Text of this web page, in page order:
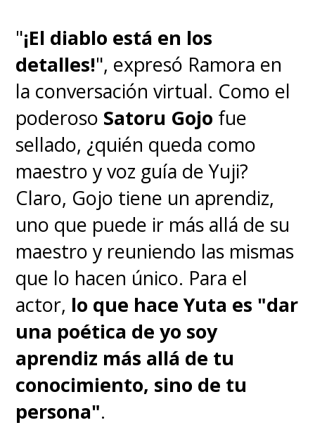
"¡El diablo está en los
detalles!", expresó Ramora en
la conversación virtual. Como el
poderoso Satoru Gojo fue
sellado, ¿quién queda como
maestro y voz guía de Yuji?
Claro, Gojo tiene un aprendiz,
uno que puede ir más allá de su
maestro y reuniendo las mismas
que lo hacen único. Para el
actor, lo que hace Yuta es "dar
una poética de yo soy
aprendiz más allá de tu
conocimiento, sino de tu
persona".